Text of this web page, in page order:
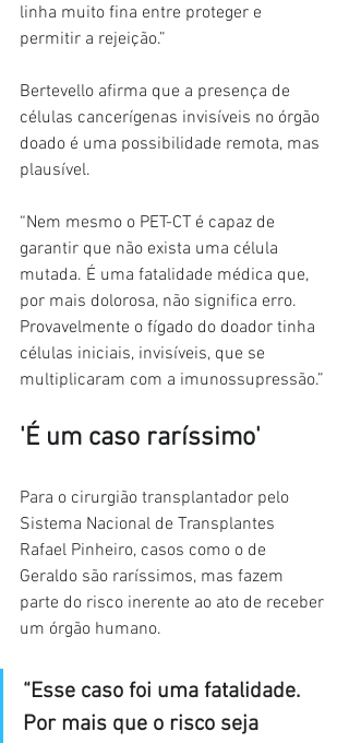
linha muito fina entre proteger e
permitir a rejeição.”
Bertevello afirma que a presença de
células cancerígenas invisíveis no órgão
doado é uma possibilidade remota, mas
plausível.
“Nem mesmo o PET-CT é capaz de
garantir que não exista uma célula
mutada. É uma fatalidade médica que,
por mais dolorosa, não significa erro.
Provavelmente o fígado do doador tinha
células iniciais, invisíveis, que se
multiplicaram com a imunossupressão.”
'É um caso raríssimo'
Para o cirurgião transplantador pelo
Sistema Nacional de Transplantes
Rafael Pinheiro, casos como o de
Geraldo são raríssimos, mas fazem
parte do risco inerente ao ato de receber
um órgão humano.
“Esse caso foi uma fatalidade.
Por mais que o risco seja